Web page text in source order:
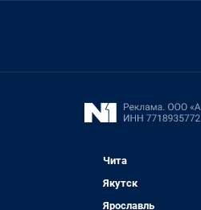
Чита
Якутск
Ярославль